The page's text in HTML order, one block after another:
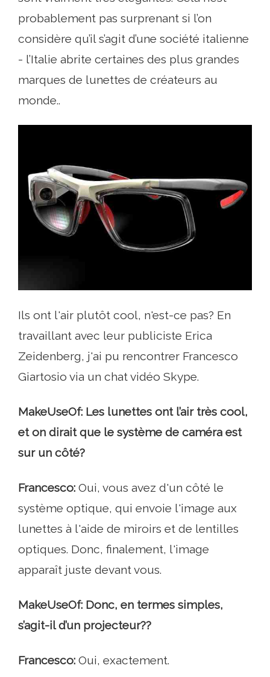
probablement pas surprenant si l’on
considère qu’il s’agit d’une société italienne
- l’Italie abrite certaines des plus grandes
marques de lunettes de créateurs au
monde..
Ils ont l'air plutôt cool, n'est-ce pas? En
travaillant avec leur publiciste Erica
Zeidenberg, j'ai pu rencontrer Francesco
Giartosio via un chat vidéo Skype.
MakeUseOf: Les lunettes ont l’air très cool,
et on dirait que le système de caméra est
sur un côté?
Francesco: Oui, vous avez d'un côté le
système optique, qui envoie l'image aux
lunettes à l'aide de miroirs et de lentilles
optiques. Donc, finalement, l'image
apparaît juste devant vous.
MakeUseOf: Donc, en termes simples,
s’agit-il d’un projecteur??
Francesco: Oui, exactement.